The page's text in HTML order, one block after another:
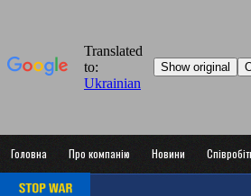
Головна Про компанію Новини